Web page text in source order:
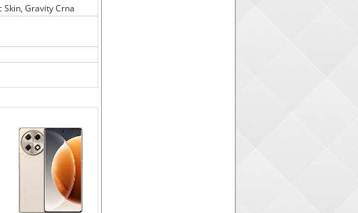
Gravity Crna